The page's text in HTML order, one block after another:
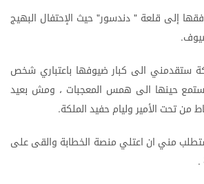
إلى قلعة " دندسور" حيث الإحتفال البهيج
.
ستقدمني الى كبار ضيوفها باعتباري شخص
حينها الى همس المعجبات ، ومش بعيد
منتحت الأميروليامحفيدالملكة.
مني ان اعتلي منصة الخطابة والقىعلى
.